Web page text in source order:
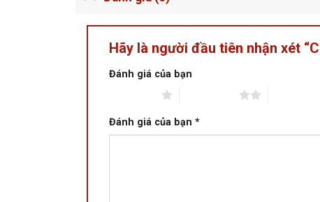
Hãy là người đầu tiên nhận xét
Đánh giá của bạn
Đánh giá của bạn *